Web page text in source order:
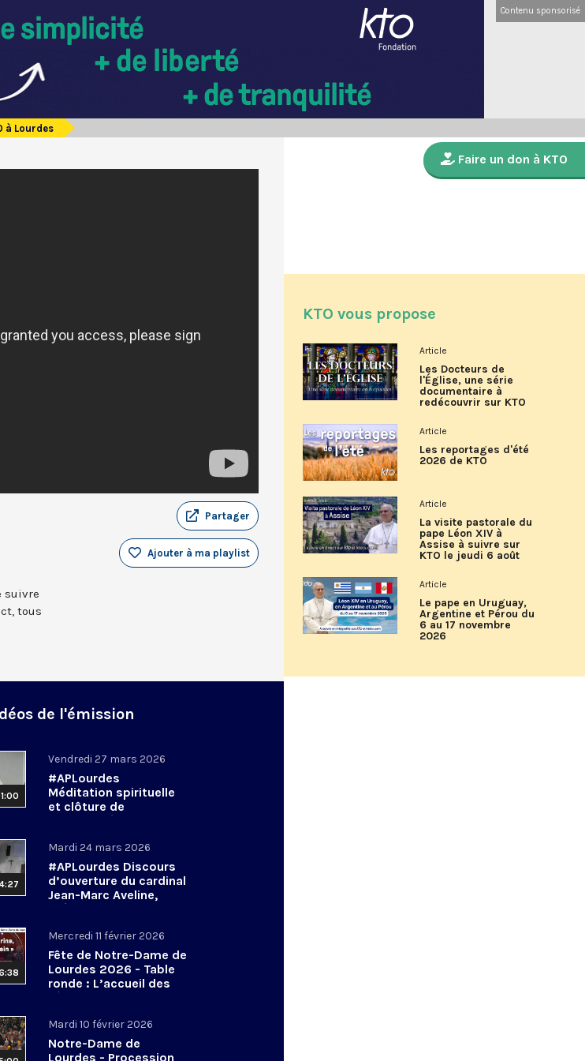
Contenu sponsorisé
à Lourdes
Partager
Ajouter à ma playlist
suivre
tous
de l'émission
Vendredi 27 mars 2026
#APLourdes
Méditation spirituelle
et clôture de
l’Assemblée des
mars 2026
Mardi 24 mars 2026
#APLourdes Discours
d’ouverture du cardinal
Jean-Marc Aveline,
président de la CEF -
Mercredi 11 février 2026
Fête de Notre-Dame de
Lourdes 2026 - Table
ronde : L’accueil des
pèlerins, aujourd’hui et
Mardi 10 février 2026
Notre-Dame de
Lourdes - Procession
Faire un don à KTO
KTO vous propose
Article
Les Docteurs de
l'Église, une série
documentaire à
redécouvrir sur KTO
Article
Les reportages d'été
2026 de KTO
Article
La visite pastorale du
pape Léon XIV à
Assise à suivre sur
KTO le jeudi 6 août
Article
Le pape en Uruguay,
Argentine et Pérou du
6 au 17 novembre
2026